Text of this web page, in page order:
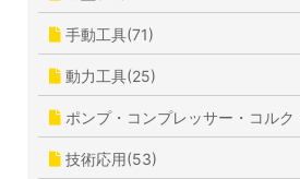
手動工具(71)
動力工具(25)
ポンプ・コンプレッサー・コル
技術応用(53)